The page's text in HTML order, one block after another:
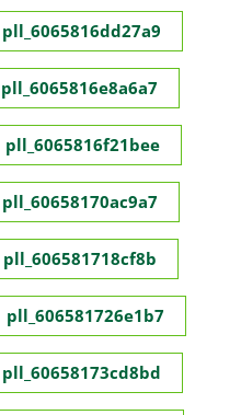
pll_6065816dd27a9
pll_6065816e8a6a7
pll_6065816f21bee
pll_60658170ac9a7
pll_606581718cf8b
pll_606581726e1b7
pll_60658173cd8bd